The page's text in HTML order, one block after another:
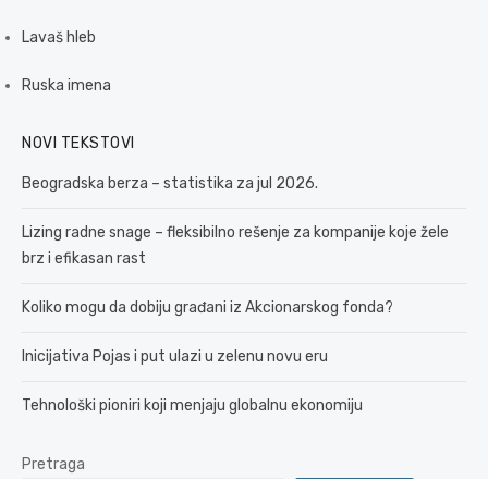
Lavaš hleb
Ruska imena
NOVI TEKSTOVI
Beogradska berza – statistika za jul 2026.
Lizing radne snage – fleksibilno rešenje za kompanije koje žele
brz i efikasan rast
Koliko mogu da dobiju građani iz Akcionarskog fonda?
Inicijativa Pojas i put ulazi u zelenu novu eru
Tehnološki pioniri koji menjaju globalnu ekonomiju
Pretraga